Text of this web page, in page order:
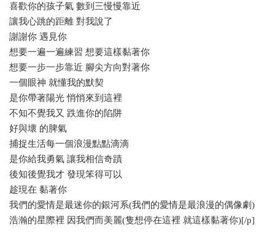
喜歡你的孩子氣 數到三慢慢靠近
讓我心跳的距離 對我說了
謝謝你 遇見你
想要一遍一遍練習 想要這樣黏著你
想要一步一步靠近 腳尖方向對著你
一個眼神 就懂我的默契
是你帶著陽光 悄悄來到這裡
不知不覺我又 跌進你的陷阱
好與壞 的脾氣
捕捉生活每一個浪漫點點滴滴
是你給我勇氣 讓我相信奇蹟
後知後覺我才 發現笨得可以
趁現在 黏著你
我們的愛情是最迷你的銀河系(我們的愛情是最浪漫的偶像劇)
浩瀚的星際裡 因我們而美麗(隻想停在這裡 就這樣黏著你)[/p]